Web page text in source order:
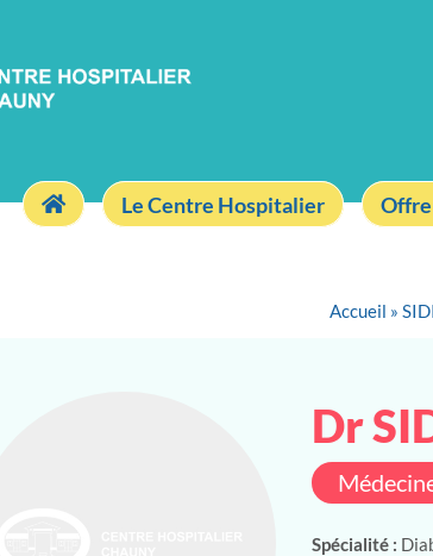
Le Centre Hospitalier Offre
Accueil »
Dr
Spécialité :